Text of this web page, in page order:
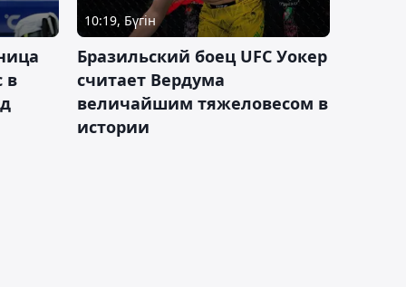
в
10:19, Бүгін
Бразильский боец UFC Уокер
считает Вердума
величайшим тяжеловесом в
истории